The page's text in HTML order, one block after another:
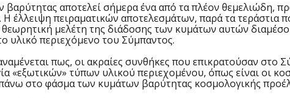
αποτελεί σήμερα ένα από τα πλέον θεμελιώδη,
έλλειψη πειραματικών αποτελεσμάτων, παρά τα τεράστια
θεωρητική μελέτη της διάδοσης των κυμάτων αυτών
υλικό περιεχόμενο του Σύμπαντος.
πως, οι ακραίες συνθήκες που επικρατούσαν στο
«εξωτικών» τύπων υλικού περιεχομένου, όπως είναι οι
στο φάσμα των κυμάτων βαρύτητας κοσμολογικής